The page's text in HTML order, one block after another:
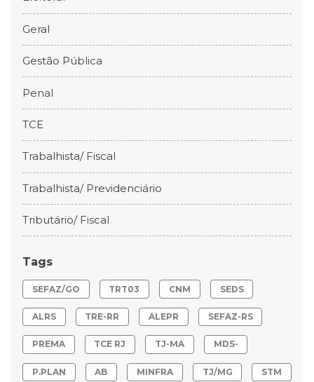
Geral
Gestão Pública
Penal
TCE
Trabalhista/ Fiscal
Trabalhista/ Previdenciário
Tributário/ Fiscal
Tags
SEFAZ/GO TRT03 CNM SEDS
ALRS TRE-RR ALEPR SEFAZ-RS
PREMA TCE RJ TJ-MA MDS-
P.PLAN AB MINFRA TJ/MG STM